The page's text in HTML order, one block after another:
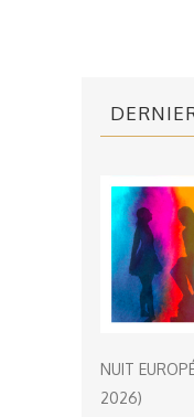
NUIT
2026)